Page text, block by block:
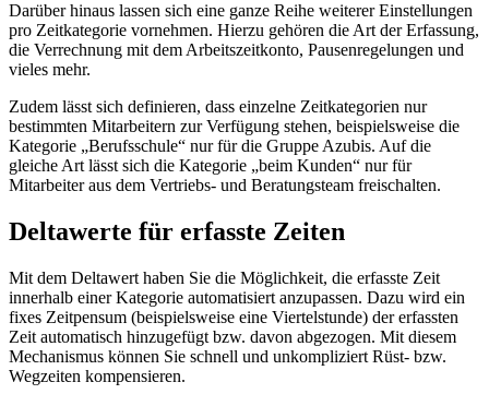
Darüber hinaus lassen sich eine ganze Reihe weiterer Einstellungen
pro Zeitkategorie vornehmen. Hierzu gehören die Art der Erfassung,
die Verrechnung mit dem Arbeitszeitkonto, Pausenregelungen und
vieles mehr.
Zudem lässt sich definieren, dass einzelne Zeitkategorien nur
bestimmten Mitarbeitern zur Verfügung stehen, beispielsweise die
Kategorie „Berufsschule“ nur für die Gruppe Azubis. Auf die
gleiche Art lässt sich die Kategorie „beim Kunden“ nur für
Mitarbeiter aus dem Vertriebs- und Beratungsteam freischalten.
Deltawerte für erfasste Zeiten
Mit dem Deltawert haben Sie die Möglichkeit, die erfasste Zeit
innerhalb einer Kategorie automatisiert anzupassen. Dazu wird ein
fixes Zeitpensum (beispielsweise eine Viertelstunde) der erfassten
Zeit automatisch hinzugefügt bzw. davon abgezogen. Mit diesem
Mechanismus können Sie schnell und unkompliziert Rüst- bzw.
Wegzeiten kompensieren.